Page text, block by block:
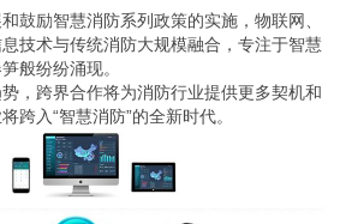
鼓励智慧消防系列政策的实施，物联网、
技术与传统消防大规模融合，专注于智慧
般纷纷涌现。
，跨界合作将为消防行业提供更多契机和
跨入“智慧消防”的全新时代。